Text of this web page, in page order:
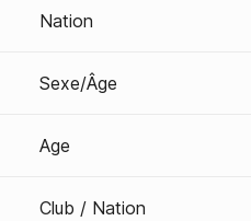
Nation
Sexe/Âge
Age
Club / Nation